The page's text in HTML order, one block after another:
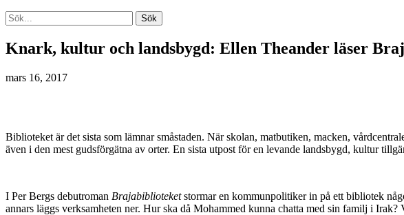
Knark, kultur och landsbygd: Ellen Theander läser
mars 16, 2017
Biblioteket är det sista som lämnar småstaden. När skolan, matbutiken, macken,
även i den mest gudsförgätna av orter. En sista utpost för en levande landsbygd, kultur
I Per Bergs debutroman Brajabiblioteketstormar en kommunpolitiker in på ett bibliotek
annars läggs verksamheten ner. Hur ska då Mohammed kunna chatta med sin familj i